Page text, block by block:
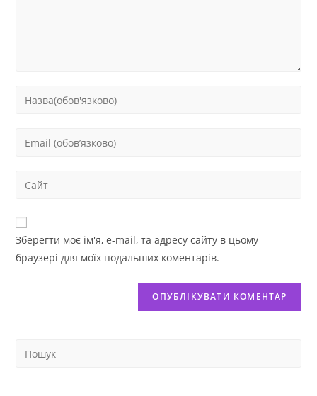
Зберегти моє ім'я, e-mail, та адресу сайту в цьому
браузері для моїх подальших коментарів.